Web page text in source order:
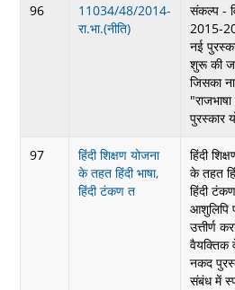
96
11034/48/2014-
रा.भा.(नीति)
संकल्प -
2015-
नई
शुरू की
जिसका
"राजभाषा
पुरस्कार
97
हिंदी शिक्षण योजना
के तहत हिंदी भाषा,
हिंदी टंकण त
हिंदी
के तहत
हिंदी
आशुलिपि
उत्तीर्ण
वैयक्तिक
नकद
संबंध में